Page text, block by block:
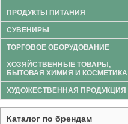
ПРОДУКТЫ ПИТАНИЯ
СУВЕНИРЫ
ТОРГОВОЕ ОБОРУДОВАНИЕ
ХОЗЯЙСТВЕННЫЕ ТОВАРЫ,
БЫТОВАЯ ХИМИЯ И КОСМЕТИКА
ХУДОЖЕСТВЕННАЯ ПРОДУКЦИЯ
Каталог по брендам